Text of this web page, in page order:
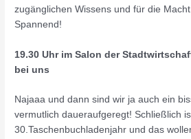
zugänglichen Wissens und für die
Spannend!
19.30 Uhr im Salon der
bei uns
Najaaa und dann sind wir ja auch ein
vermutlich daueraufgeregt! Schließlich
30.Taschenbuchladenjahr und das